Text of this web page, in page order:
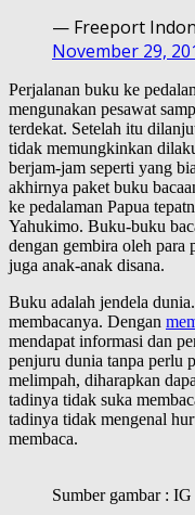
— Freeport
November 29,
Perjalanan buku ke
mengunakan pesawat
terdekat. Setelah itu
tidak memungkinkan
berjam-jam seperti yang
akhirnya paket buku
ke pedalaman Papua
Yahukimo. Buku-buku
dengan gembira oleh para
juga anak-anak disana.
Buku adalah jendela
membacanya. Dengan
mendapat informasi dan
penjuru dunia tanpa perlu
melimpah, diharapkan
tadinya tidak suka
tadinya tidak mengenal
membaca.
Sumber gambar :